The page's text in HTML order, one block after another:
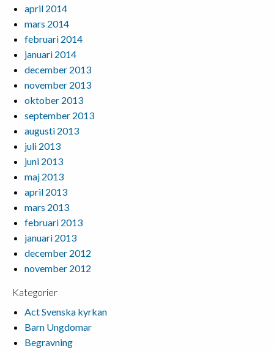
april 2014
mars 2014
februari 2014
januari 2014
december 2013
november 2013
oktober 2013
september 2013
augusti 2013
juli 2013
juni 2013
maj 2013
april 2013
mars 2013
februari 2013
januari 2013
december 2012
november 2012
Kategorier
Act Svenska kyrkan
Barn Ungdomar
Begravning